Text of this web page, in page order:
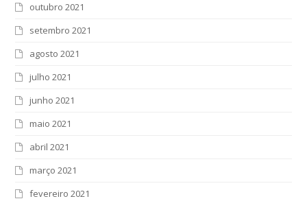
outubro 2021
setembro 2021
agosto 2021
julho 2021
junho 2021
maio 2021
abril 2021
março 2021
fevereiro 2021